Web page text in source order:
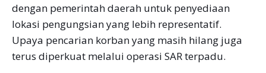
dengan pemerintah daerah untuk penyediaan
lokasi pengungsian yang lebih representatif.
Upaya pencarian korban yang masih hilang juga
terus diperkuat melalui operasi SAR terpadu.